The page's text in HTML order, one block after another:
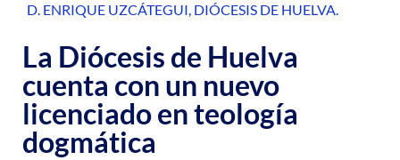
D. ENRIQUE UZCÁTEGUI, DIÓCESIS DE HUELVA.
La Diócesis de Huelva
cuenta con un nuevo
licenciado en teología
dogmática